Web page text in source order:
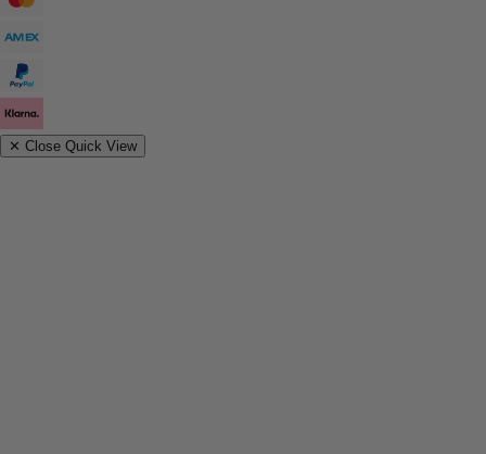
✕ Close Quick View